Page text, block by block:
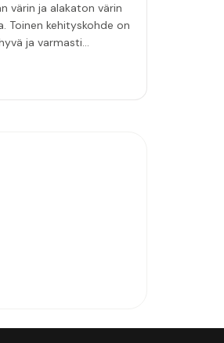
värin ja alakaton värin
kehityskohde on
ja varmasti